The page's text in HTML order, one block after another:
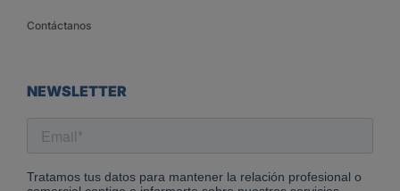
Contáctanos
NEWSLETTER